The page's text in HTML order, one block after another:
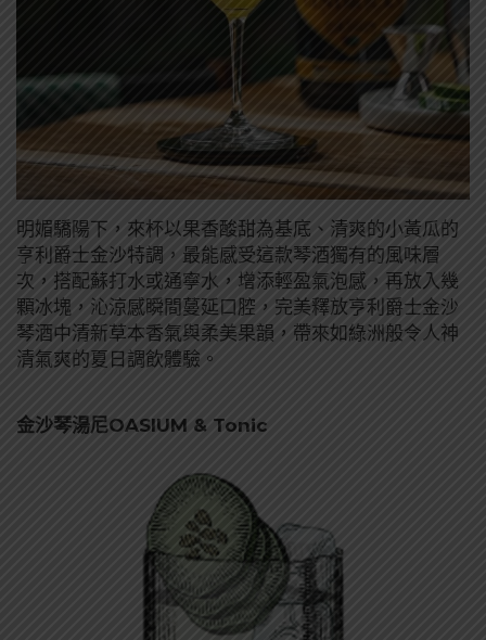
明媚驕陽下，來杯以果香酸甜為基底、清爽的小黃瓜的
亨利爵士金沙特調，最能感受這款琴酒獨有的風味層
次，搭配蘇打水或通寧水，增添輕盈氣泡感，再放入幾
顆冰塊，沁涼感瞬間蔓延口腔，完美釋放亨利爵士金沙
琴酒中清新草本香氣與柔美果韻，帶來如綠洲般令人神
清氣爽的夏日調飲體驗。
金沙琴湯尼OASIUM & Tonic